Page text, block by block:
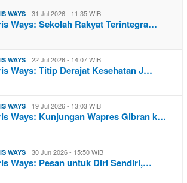
WAYS 31 Jul 2026 - 11:35 WIB
Ways: Sekolah Rakyat Terintegra…
WAYS 22 Jul 2026 - 14:07 WIB
Ways: Titip Derajat Kesehatan J…
WAYS 19 Jul 2026 - 13:03 WIB
Ways: Kunjungan Wapres Gibran k…
WAYS 30 Jun 2026 - 15:50 WIB
Ways: Pesan untuk Diri Sendiri,…